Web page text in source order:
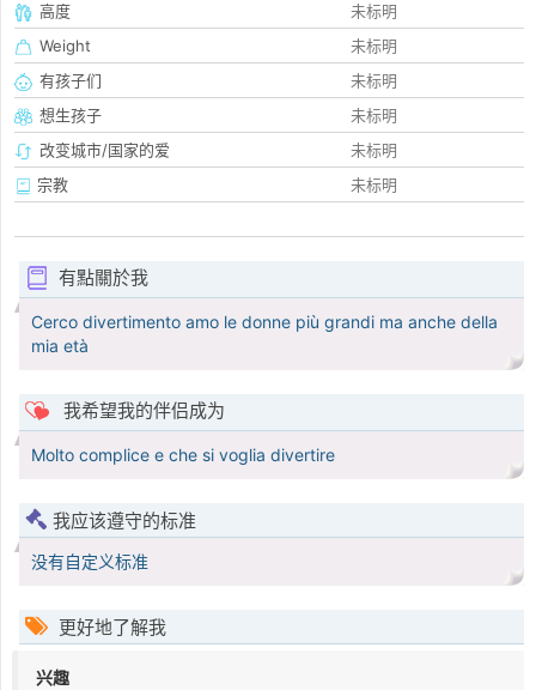
高度
未标明
Weight
未标明
有孩子们
未标明
想生孩子
未标明
改变城市/国家的爱
未标明
宗教
未标明
有點關於我
Cerco divertimento amo le donne più grandi ma anche della
mia età
我希望我的伴侣成为
Molto complice e che si voglia divertire
我应该遵守的标准
没有自定义标准
更好地了解我
兴趣